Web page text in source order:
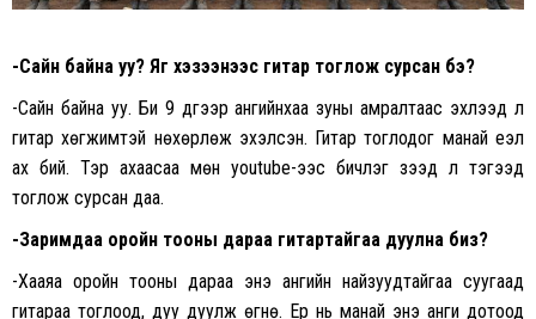
-Сайн байна уу? Яг хэзээнээс гитар тоглож сурсан бэ?
-Сайн байна уу. Би 9 дүгээр ангийнхаа зуны амралтаас эхлээд л
гитар хөгжимтэй нөхөрлөж эхэлсэн. Гитар тоглодог манай үеэл
ах бий. Тэр ахаасаа мөн youtube-ээс бичлэг үзээд л тэгээд
тоглож сурсан даа.
-Заримдаа оройн тооны дараа гитартайгаа дуулна биз?
-Хааяа оройн тооны дараа энэ ангийн найзуудтайгаа суугаад
гитараа тоглоод, дуу дуулж өгнө. Ер нь манай энэ анги дотоод